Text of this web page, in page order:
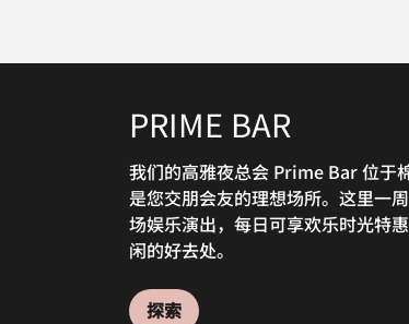
PRIME BAR
我们的高雅夜总会 Prime Bar 位于
是您交朋会友的理想场所。这里一
场娱乐演出，每日可享欢乐时光特
闲的好去处。
探索
THE LOUNGE
这间餐厅环境优雅闲适，供应特色
小吃，经典魅力与现代风格相得益
兰酒廊提供多款创意饮品，供您在
后，惬意舒缓身心。
探索
MARRIOTT CAFÉ
这间充满活力的棉兰餐厅设有五个
和一间剧院式厨房，食客可近距离
制过程。您可在此尽情享用各种当
食，以及诱人甜点。
探索
JADE CHINESE
RESTAURANT
酒店内设 Jade 中餐厅，让您在棉
正宗道地的沪式和粤式佳肴。餐厅
的厨师团队，供应北京烤鸭和点心等
食，是棉兰地区超凡卓越的餐厅之一
宗中国茶，好好犒劳自己。
PRIME STEAK
这间时尚的芝加哥风格牛排餐厅供
乘的肉食和种类丰富的当地及国际
客缔造棉兰精致美食体验。欢迎选
举办特别活动。
探索
MARRIOTT
这间氛围悠闲的餐厅位于酒店大堂
没有时间在餐厅用餐的忙碌人士。
明治和新鲜出炉的小吃，再加一杯
饮，尽情去探索丰富多彩的棉兰。
探索